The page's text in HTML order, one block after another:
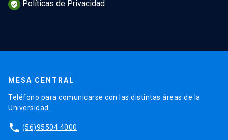
verified_user Políticas de Privacidad
MESA CENTRAL
Teléfono para comunicarse con las distintas áreas de la
Universidad.
phone (56)95504 4000